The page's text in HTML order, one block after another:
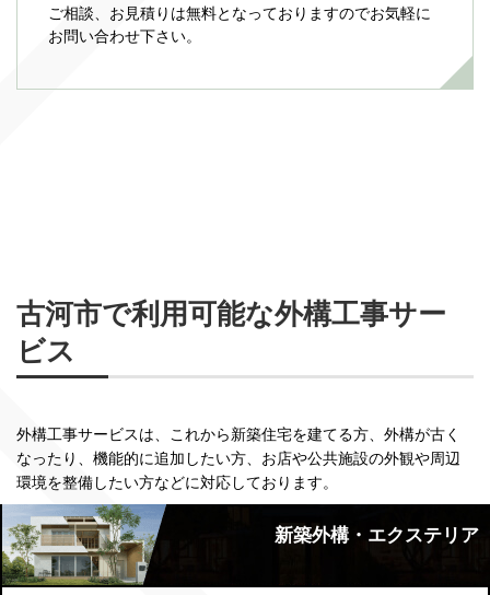
ご相談、お見積りは無料となっておりますのでお気軽に
お問い合わせ下さい。
古河市で利用可能な外構工事サー
ビス
外構工事サービスは、これから新築住宅を建てる方、外構が古く
なったり、機能的に追加したい方、お店や公共施設の外観や周辺
環境を整備したい方などに対応しております。
新築外構・エクステリア